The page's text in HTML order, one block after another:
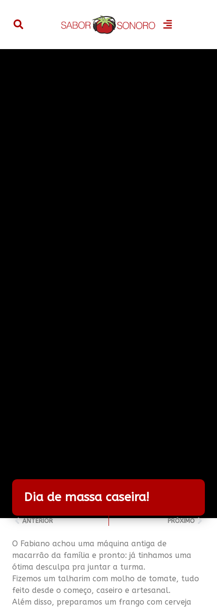
Dia de massa caseira!
ANTERIOR PRÓXIMO
O Fabiano achou uma máquina antiga de
macarrão da família e pronto: já tinhamos uma
ótima desculpa pra juntar a turma.
Fizemos um talharim com molho de tomate, tudo
feito desde o começo, caseiro e artesanal.
Além disso, preparamos um frango com cerveja